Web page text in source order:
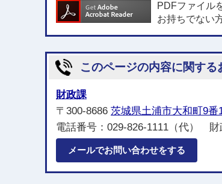
PDFファイル
お持ちでない
このページの内容に関する
財政課
〒300-8686 茨城県土浦市大和町9番
電話番号：029-826-1111（代）
メールでお問い合わせをする